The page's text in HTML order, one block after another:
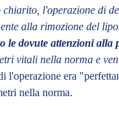
chiarito, l'operazione di
alla rimozione del
le dovute attenzioni alla
vitali nella norma e
l'operazione era
nella norma.